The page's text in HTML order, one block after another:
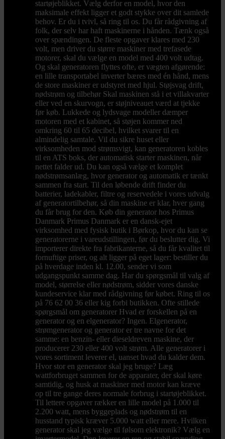
startøjeblikket. Vælg derfor en model, hvor den
maksimale effekt ligger et godt stykke over dit samlede
behov. Er du i tvivl, så ring til os. Du får rådgivning af
folk, der selv har haft maskinerne i hånden. Tænk også
over spændingen. De fleste opgaver klares med 230
volt, men driver du større maskiner med trefasede
motorer, skal du vælge en model med 400 volt udtag.
Og skal generatoren flyttes ofte, er vægten afgørende:
en lille transportabel inverter bæres med én hånd, mens
de store maskiner er udstyret med hjul. Støjsvag drift,
nødstrøm og tilbehør Skal maskinen stå i et villakvarter
eller ved en skurvogn, er støjniveauet værd at tjekke
før køb. Lukkede og lydsvage modeller dæmper
motoren med et kabinet, så støjen kommer ned
omkring 60 til 65 decibel, hvilket svarer til en
almindelig samtale. Vil du sikre huset eller
virksomheden mod strømsvigt, kan generatoren kobles
til en ATS boks, der automatisk starter maskinen, når
nettet falder ud. Du kan også vælge et komplet
nødstrømsanlæg, hvor generator og automatik er tænkt
sammen fra start. Til den løbende drift finder du
batterier, ladekabler, filtre og reservedele i vores udvalg
af generatortilbehør, så din maskine er klar, hver gang
du får brug for den. Køb din generator hos Primus
Danmark Primus Danmark er en dansk-ejet
virksomhed med fysisk butik i Børkop, hvor du kan se
generatorerne i vareudstillingen, før du beslutter dig. Vi
importerer direkte fra fabrikanterne, så du får kvalitet til
fornuftige priser, og alt ligger på eget lager: bestiller du
på hverdage inden kl. 12.00, sender vi som
udgangspunkt samme dag. Har du spørgsmål til valg af
model, størrelse eller nødstrøm, sidder vores danske
kundeservice klar med rådgivning før købet. Ring til os
på 76 62 00 36 eller kig forbi butikken. Ofte stillede
spørgsmål om generatorer Hvad er forskellen på en
generator og en elgenerator? Ingen. Elgenerator,
strømgenerator og generator er tre navne for det
samme: en benzin- eller dieseldreven maskine, der
producerer 230 eller 400 volt strøm. Alle generatorer i
vores sortiment leverer el, uanset hvad du kalder dem.
Hvor stor en generator skal jeg bruge? Læg
wattforbruget sammen for de apparater, der skal køre
samtidig, og husk at maskiner med motor kan kræve
op til tre gange deres normale forbrug i startøjeblikket.
Til lettere opgaver rækker en lille model på 1.000 til
2.200 watt, mens byggeplads og nødstrøm til en
husstand typisk kræver 5.000 watt eller mere. Hvilken
generator skal jeg vælge til følsom elektronik? Vælg en